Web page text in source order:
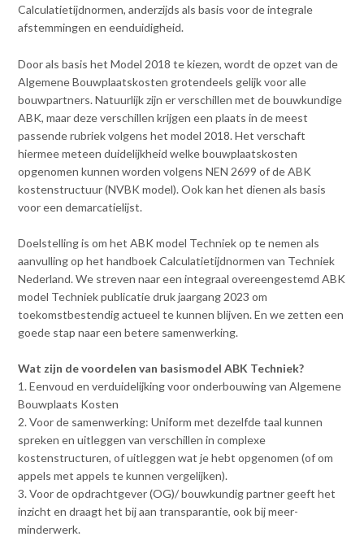
Calculatietijdnormen, anderzijds als basis voor de integrale
afstemmingen en eenduidigheid.
Door als basis het Model 2018 te kiezen, wordt de opzet van de
Algemene Bouwplaatskosten grotendeels gelijk voor alle
bouwpartners. Natuurlijk zijn er verschillen met de bouwkundige
ABK, maar deze verschillen krijgen een plaats in de meest
passende rubriek volgens het model 2018. Het verschaft
hiermee meteen duidelijkheid welke bouwplaatskosten
opgenomen kunnen worden volgens NEN 2699 of de ABK
kostenstructuur (NVBK model). Ook kan het dienen als basis
voor een demarcatielijst.
Doelstelling is om het ABK model Techniek op te nemen als
aanvulling op het handboek Calculatietijdnormen van Techniek
Nederland. We streven naar een integraal overeengestemd ABK
model Techniek publicatie druk jaargang 2023 om
toekomstbestendig actueel te kunnen blijven. En we zetten een
goede stap naar een betere samenwerking.
Wat zijn de voordelen van basismodel ABK Techniek?
1. Eenvoud en verduidelijking voor onderbouwing van Algemene
Bouwplaats Kosten
2. Voor de samenwerking: Uniform met dezelfde taal kunnen
spreken en uitleggen van verschillen in complexe
kostenstructuren, of uitleggen wat je hebt opgenomen (of om
appels met appels te kunnen vergelijken).
3. Voor de opdrachtgever (OG)/ bouwkundig partner geeft het
inzicht en draagt het bij aan transparantie, ook bij meer-
minderwerk.